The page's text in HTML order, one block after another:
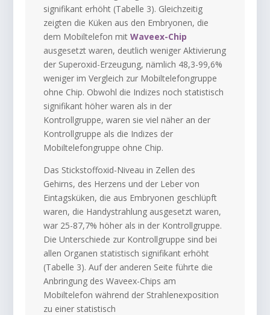
signifikant erhöht (Tabelle 3). Gleichzeitig
zeigten die Küken aus den Embryonen, die
dem Mobiltelefon mitWaveex-Chip
ausgesetzt waren, deutlich weniger Aktivierung
der Superoxid-Erzeugung, nämlich 48,3-99,6%
weniger im Vergleich zur Mobiltelefongruppe
ohne Chip. Obwohl die Indizes noch statistisch
signifikant höher waren als in der
Kontrollgruppe, waren sie viel näher an der
Kontrollgruppe als die Indizes der
Mobiltelefongruppe ohne Chip.
Das Stickstoffoxid-Niveau in Zellen des
Gehirns, des Herzens und der Leber von
Eintagsküken, die aus Embryonen geschlüpft
waren, die Handystrahlung ausgesetzt waren,
war 25-87,7% höher als in der Kontrollgruppe.
Die Unterschiede zur Kontrollgruppe sind bei
allen Organen statistisch signifikant erhöht
(Tabelle 3). Auf der anderen Seite führte die
Anbringung des Waveex-Chips am
Mobiltelefon während der Strahlenexposition
zu einer statistisch